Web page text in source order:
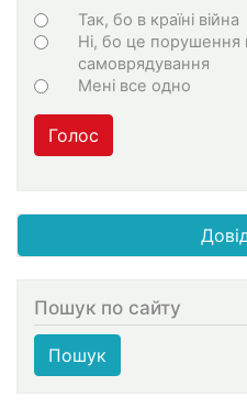
Choices
Так, бо в країні війна
Ні, бо це порушення
самоврядування
Мені все одно
Голос
Пошук по сайту
Пошук